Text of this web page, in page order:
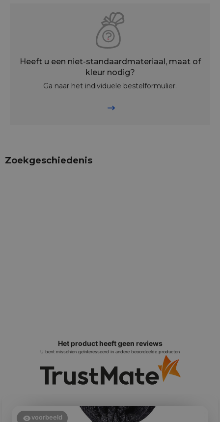
Heeft u een niet-standaardmateriaal, maat of
kleur nodig?
Ga naar het individuele bestelformulier.
Zoekgeschiedenis
Het product heeft geen reviews
U bent misschien geïnteresseerd in andere beoordeelde producten
voorbeeld